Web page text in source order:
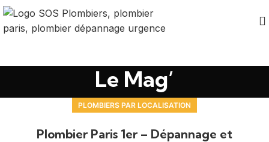
Le Mag’
PLOMBIERS PAR LOCALISATION
Plombier Paris 1er – Dépannage et